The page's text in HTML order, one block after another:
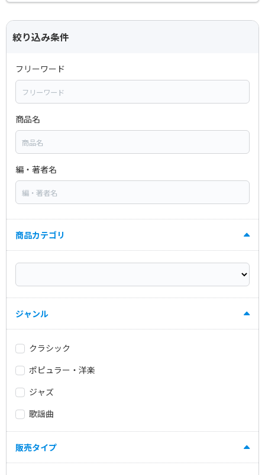
絞り込み条件
フリーワード
商品名
編・著者名
商品カテゴリ
ジャンル
クラシック
ポピュラー・洋楽
ジャズ
歌謡曲
販売タイプ